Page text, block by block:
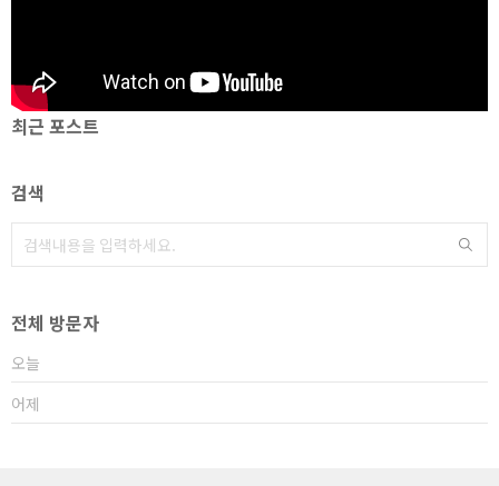
최근 포스트
검색
전체 방문자
오늘
어제